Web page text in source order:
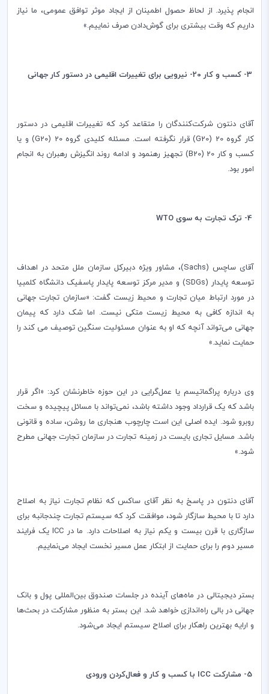
انجام پذیرد. از لحاظ حصول اطمینان از ایجاد موثر توافق عمومی‌، ما نیاز
داریم که وقت بیشتری برای گوش‌دادن صرف نماییم.»
3- کسب و کار 20- نیرویی برای تغییرات اقلیمی در دستور کار جهانی
آقای دنتون شرکت‌کنندگان را متقاعد کرد که تغییرات اقلیمی در دستور
کار گروه 20 (
G20) قرار نگرفته است. مسئله کلیدی گروه 20 ( G20) و یا
کسب و کار 20
B20)) تجهیز رهنمود و ادامه روند انگیزش رهبران به انجام
امور بود.
4- ترک تجارت به سوی WTO
آقای ساچس (Sachs)، مشاور ویژه دبیر‌کل سازمان ملل متحد در اهداف
توسعه پایدار SDGs)‌) و مدیر مرکز توسعه پایدار پاسفیک دانشگاه کلمبیا
در مورد ارتباط میان تجارت و محیط زیست گفت: «سازمان تجارت جهانی
به اندازه کافی‌ به محیط زیست متکی نیست. اما شک دارد که پیمان
جهانی می‌تواند آنچه که او به عنوان مسئولیت سنگین توصیف می کند را
حمایت نماید.»
وی درباره پراگماتیسم یا عمل‌گرایی در این حوزه خاطر‌نشان کرد: «‌اگر قرار
باشد که یک قرارداد وجود داشته باشد، نمی‌تواند با مسائل پیچیده و سخت
روبرو شود. ایده اصلی این است چارچوب هنجاری ما روشن، ساده و قانونی
باشد. مسایل تجاری بایست در زمینه تجارت در سازمان تجارت جهانی مطرح
شود.»
آقای دنتون در پاسخ به نظر آقای ساکس که نظام تجارت نیاز به اصلاح
دارد تا با محیط سازگار شود، موافقت کرد که سیستم تجارت چند‌جانبه برای
سازگاری با قرن بیست و یکم نیاز به اصلاحات دارد. ما در ICCیک فرایند
مسیر دوم را برای حمایت از ابتکار عمل مسیر نخست ایجاد می‌نماییم.
بستر دیجیتالی در ماه‌های آینده در جلسات صندوق بین‌المللی پول و بانک
جهانی در بالی راه‌اندازی خواهد شد. این بستر به منظور مشارکت در بحث‌ها
و ارایه بهترین راهکار برای اصلاح سیستم ایجاد می‌شود.
5- مشارکت ICC با کسب و کار و فعال‌کردن ورودی